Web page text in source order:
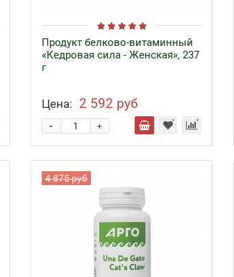
Продукт белково-витаминный
«Кедровая сила - Женская», 237
г
Цена: 2 592 руб
+
-
4 875 руб